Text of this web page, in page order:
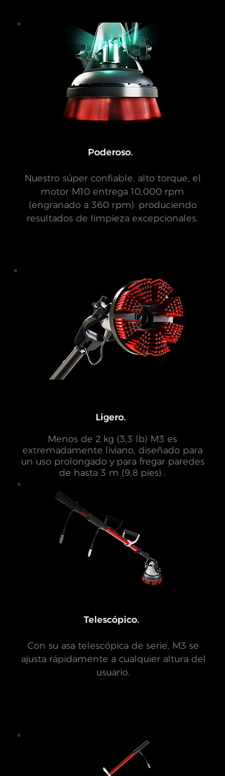
Poderoso.
Nuestro súper confiable. alto torque, el
motor M10 entrega 10,000 rpm
(engranado a 360 rpm) produciendo
resultados de limpieza excepcionales.
Ligero.​
Menos de 2 kg (3,3 lb) M3 es
extremadamente liviano, diseñado para
un uso prolongado y para fregar paredes
de hasta 3 m (9,8 pies)
Telescópico.​
Con su asa telescópica de serie, M3 se
ajusta rápidamente a cualquier altura del
usuario.